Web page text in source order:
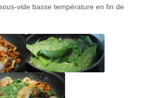
vide basse température en fin de